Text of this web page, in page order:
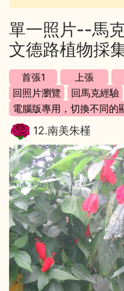
單一照片--馬
文德路植物採
12.南美朱槿